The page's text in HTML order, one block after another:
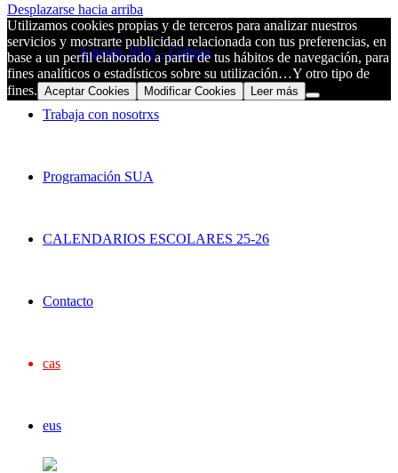
Agenda 2030 – Cultura
Trabaja con nosotrxs
Programación SUA
CALENDARIOS ESCOLARES 25-26
Contacto
cas
eus
Desplazarse hacia arriba
Utilizamos cookies propias y de terceros para analizar nuestros
servicios y mostrarte publicidad relacionada con tus preferencias, en
base a un perfil elaborado a partir de tus hábitos de navegación, para
fines analíticos o estadísticos sobre su utilización…Y otro tipo de
fines. Aceptar Cookies Modificar Cookies Leer más